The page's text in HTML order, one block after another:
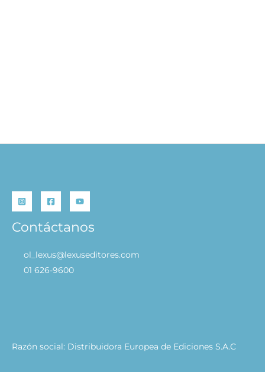
Contáctanos
ol_lexus@lexuseditores.com
01 626-9600
Razón social: Distribuidora Europea de Ediciones S.A.C